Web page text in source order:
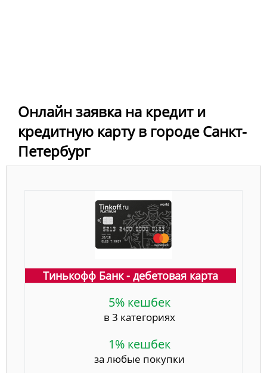
Онлайн заявка на кредит и
кредитную карту в городе Санкт-
Петербург
Тинькофф Банк - дебетовая карта
5% кешбек
в 3 категориях
1% кешбек
за любые покупки